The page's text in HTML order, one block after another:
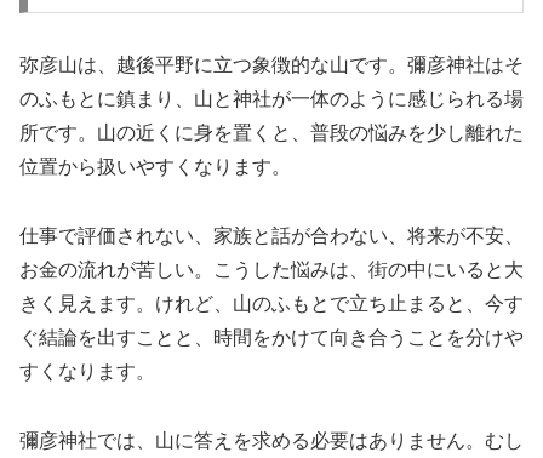
弥彦山は、越後平野に立つ象徴的な山です。彌彦神社はそ
のふもとに鎮まり、山と神社が一体のように感じられる場
所です。山の近くに身を置くと、普段の悩みを少し離れた
位置から扱いやすくなります。
仕事で評価されない、家族と話が合わない、将来が不安、
お金の流れが苦しい。こうした悩みは、街の中にいると大
きく見えます。けれど、山のふもとで立ち止まると、今す
ぐ結論を出すことと、時間をかけて向き合うことを分けや
すくなります。
彌彦神社では、山に答えを求める必要はありません。むし